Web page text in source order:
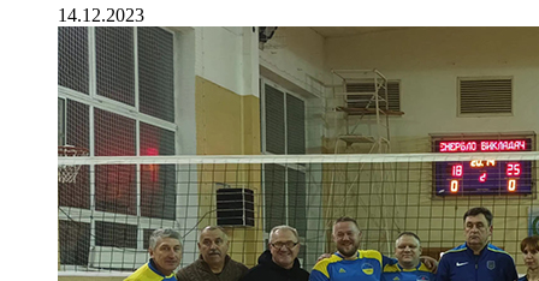
14.12.2023